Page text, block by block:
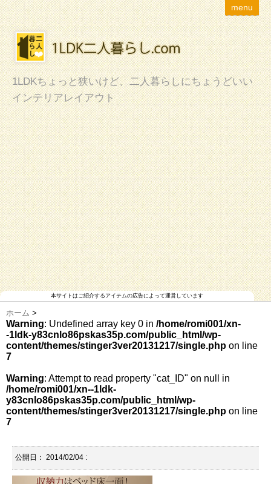
menu
1LDKちょっと狭いけど、二人暮らしにちょうどいい
インテリアレイアウト
本サイトはご紹介するアイテムの広告によって運営しています
ホーム >
Warning: Undefined array key 0 in /home/romi001/xn-
-1ldk-y83cnlo86pskas35p.com/public_html/wp-
content/themes/stinger3ver20131217/single.php on line
7
Warning: Attempt to read property "cat_ID" on null in
/home/romi001/xn--1ldk-
y83cnlo86pskas35p.com/public_html/wp-
content/themes/stinger3ver20131217/single.php on line
7
公開日： 2014/02/04 :